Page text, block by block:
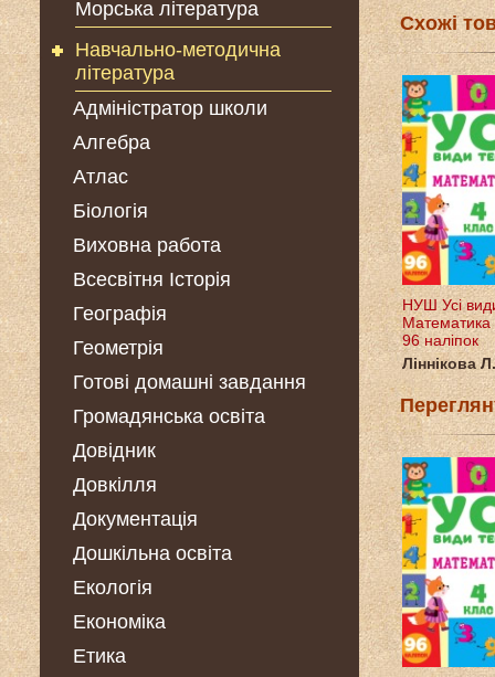
Морська література
Навчально-методична
література
Адміністратор школи
Алгебра
Атлас
Біологія
Виховна работа
Всесвітня Історія
Географія
Геометрія
Готові домашні завдання
Громадянська освіта
Довідник
Довкілля
Документація
Дошкільна освіта
Екологія
Економіка
Етика
Схожі
НУШ Усі
Математика
96 наліпок
Ліннікова